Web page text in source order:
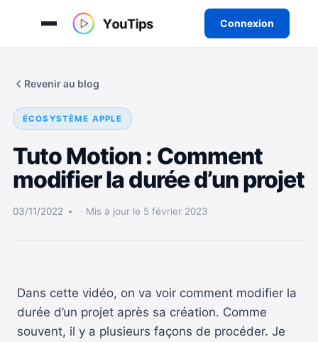
Connexion
Revenir au blog
ÉCOSYSTÈME APPLE
Tuto Motion : Comment
modifier la durée d’un projet
03/11/2022 Mis à jour le 5 février 2023
Dans cette vidéo, on va voir comment modifier la
durée d’un projet après sa création. Comme
souvent, il y a plusieurs façons de procéder. Je